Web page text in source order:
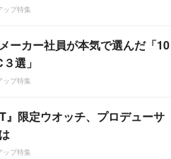
ップ特集
ーカー社員が本気で選んだ「10
選」
ップ特集
』限定ウオッチ、プロデューサ
ップ特集